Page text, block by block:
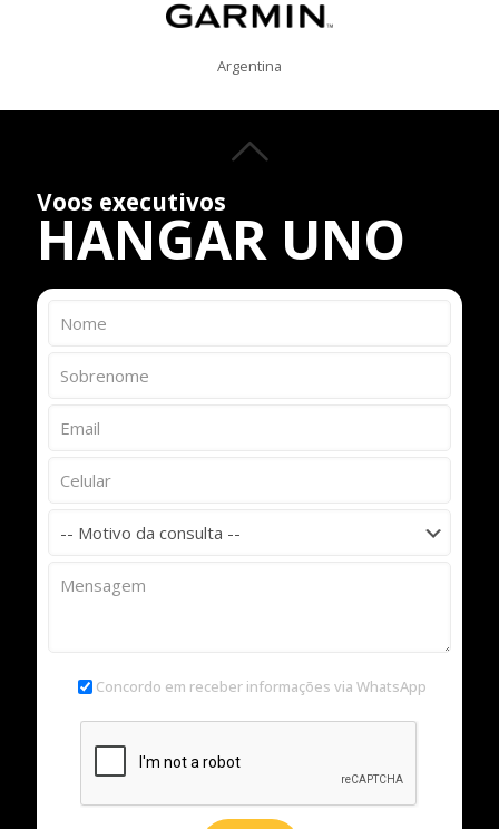
Argentina
Voos executivos
HANGAR UNO
Concordo em receber informações via WhatsApp